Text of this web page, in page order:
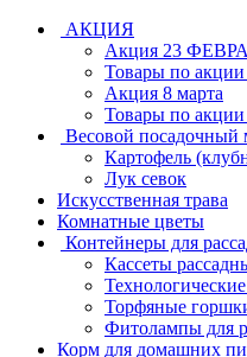
АКЦИЯ
Акция 23
Товары по акции
Акция 8 марта
Товары по акции
Весовой посадочный
Картофель
Лук севок
Искусственная трава
Комнатные цветы
Контейнеры для
Кассеты
Торфяные
Фитолампы для
Корм для домашних